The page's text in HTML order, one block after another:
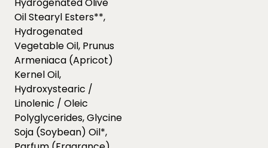
Oil Stearyl Esters**,
Hydrogenated
Vegetable Oil, Prunus
Armeniaca (Apricot)
Kernel Oil,
Hydroxystearic /
Linolenic / Oleic
Polyglycerides, Glycine
Soja (Soybean) Oil*,